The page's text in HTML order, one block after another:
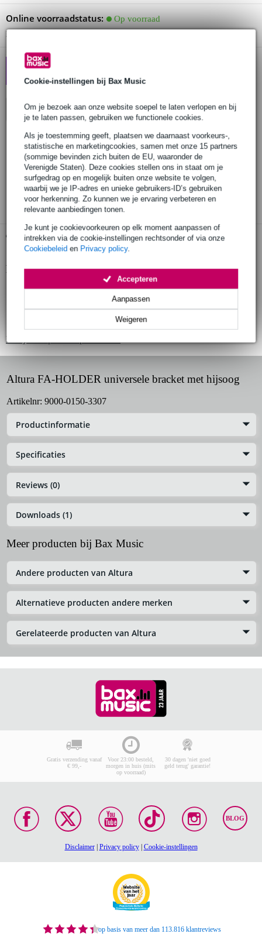
Cookie-instellingen bij Bax Music
Om je bezoek aan onze website soepel te laten verlopen en bij
je te laten passen, gebruiken we functionele cookies.
Als je toestemming geeft, plaatsen we daarnaast voorkeurs-,
statistische en marketingcookies, samen met onze 15 partners
(sommige bevinden zich buiten de EU, waaronder de
Verenigde Staten). Deze cookies stellen ons in staat om je
surfgedrag op en mogelijk buiten onze website te volgen,
waarbij we je IP-adres en unieke gebruikers-ID’s gebruiken
voor herkenning. Zo kunnen we je ervaring verbeteren en
relevante aanbiedingen tonen.
Je kunt je cookievoorkeuren op elk moment aanpassen of
intrekken via de cookie-instellingen rechtsonder of via onze
Cookiebeleid en Privacy policy.
Weigeren
Aanpassen
Accepteren
Online voorraadstatus:
Op voorraad
Nog 10 stuks op voorraad in ons magazijn
[NIEUW] ALTURA: Pro
Truss, Scherp Geprijsd
In winkelwagen
Bestel voor 23:00 = morgen in huis
30 dagen 'niet goed geld terug' garantie
3 jaar Bax Music garantie
Gratis ophalen in de winkel
Productinformatie
geproduceerd in Europa volgens strenge eisen
gefabriceerd door een fabrikant met meer dan 20 jaar ervaring
voorzien van gecertificeerd hijsoog
Bekijk alle productspecificaties
Altura FA-HOLDER universele bracket met hijsoog
Artikelnr: 9000-0150-3307
Productinformatie
Specificaties
Reviews (0)
Downloads (1)
Meer producten bij Bax Music
Andere producten van Altura
Alternatieve producten andere merken
Gerelateerde producten van Altura
Gratis verzending vanaf
€ 99,-
Voor 23:00 besteld,
morgen in huis (mits
op voorraad)
30 dagen 'niet goed
geld terug' garantie!
BLOG
Disclaimer| Privacy policy| Cookie-instellingen
op basis van meer dan 113.816 klantreviews